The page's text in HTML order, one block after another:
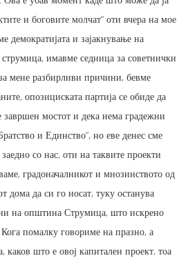
и боговите молчат“ оти вчера на мое
демократијата и зајакнување на
имавме седница за советнички
мене разбирливи причини, бевме
опозициската партија се обиде да
мостот и дека нема градежни
и Единство“, но еве денес сме
со нас, оти на таквите проекти
градоначалникот и мнозинството од
дома да си го носат, туку останува
на општина Струмица, што искрено
помалку говориме на празно, а
каков што е овој капитален проект, тоа